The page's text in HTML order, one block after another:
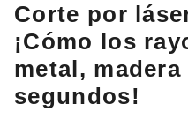
Corte por
¡Cómo los
metal,
segundos!